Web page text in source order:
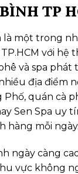
TP
là một trong
với hệ
và spa phát
địa điểm
quán cà
Sen Spa uy
hàng mỗi ngày.
ngày càng
vực không